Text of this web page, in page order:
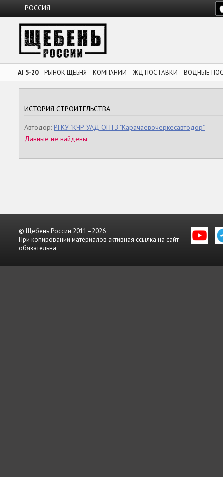
РОССИЯ
AI 5-20 РЫНОК ЩЕБНЯ КОМПАНИИ ЖД ПОСТАВКИ ВОДНЫЕ
ИСТОРИЯ СТРОИТЕЛЬСТВА
Автодор: РГКУ "КЧР УАД ОПТЗ "Карачаевочеркесавтодор"
Данные не найдены
© Щебень России 2011–2026
При копировании материалов активная ссылка на сайт
обязательна